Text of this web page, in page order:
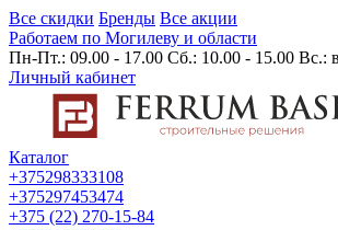
Все скидки Бренды Все акции
Работаем по Могилеву и области
Пн-Пт.: 09.00 - 17.00 Сб.: 10.00 - 15.00 Вс.:
Личный кабинет
Каталог
+375298333108
+375297453474
+375 (22) 270-15-84